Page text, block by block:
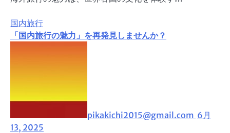
国内旅行
「国内旅行の魅力」を再発見しませんか？
pikakichi2015@gmail.com 6月
13, 2025